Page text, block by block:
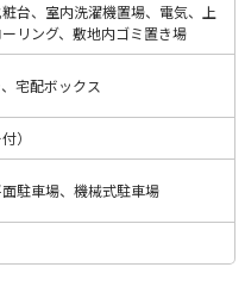
台、室内洗濯機置場、電気、上
リング、敷地内ゴミ置き場
宅配ボックス
）
駐車場、機械式駐車場